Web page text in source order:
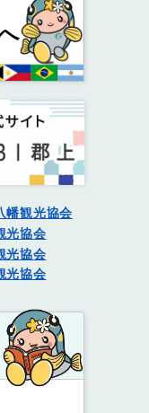
幡観光協会
光協会
光協会
光協会